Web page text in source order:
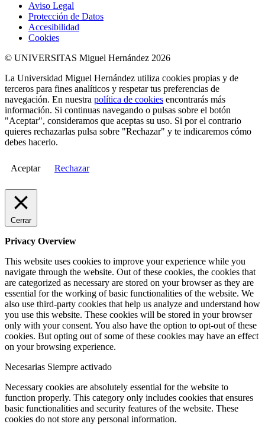
Aviso Legal
Protección de Datos
Accesibilidad
Cookies
© UNIVERSITAS Miguel Hernández 2026
La Universidad Miguel Hernández utiliza cookies propias y de
terceros para fines analíticos y respetar tus preferencias de
navegación. En nuestra política de cookies encontrarás más
información. Si continuas navegando o pulsas sobre el botón
"Aceptar", consideramos que aceptas su uso. Si por el contrario
quieres rechazarlas pulsa sobre "Rechazar" y te indicaremos cómo
debes hacerlo.
Aceptar Rechazar
Cerrar
Privacy Overview
This website uses cookies to improve your experience while you
navigate through the website. Out of these cookies, the cookies that
are categorized as necessary are stored on your browser as they are
essential for the working of basic functionalities of the website. We
also use third-party cookies that help us analyze and understand how
you use this website. These cookies will be stored in your browser
only with your consent. You also have the option to opt-out of these
cookies. But opting out of some of these cookies may have an effect
on your browsing experience.
Necesarias Siempre activado
Necessary cookies are absolutely essential for the website to
function properly. This category only includes cookies that ensures
basic functionalities and security features of the website. These
cookies do not store any personal information.